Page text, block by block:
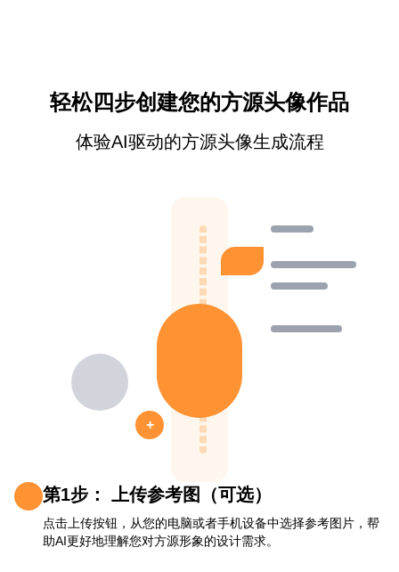
轻松四步创建您的方源头像作品
体验AI驱动的方源头像生成流程
+
第1步： 上传参考图（可选）
点击上传按钮，从您的电脑或者手机设备中选择参考图片，帮
助AI更好地理解您对方源形象的设计需求。